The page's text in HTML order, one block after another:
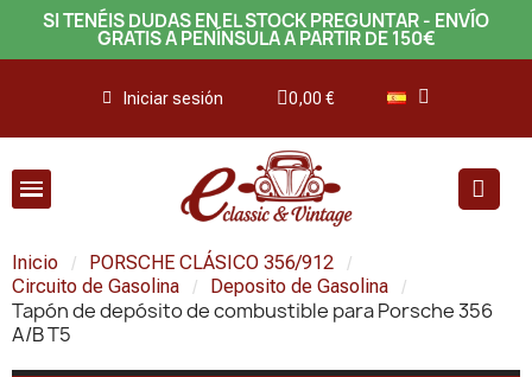
SI TENÉIS DUDAS EN EL STOCK PREGUNTAR - ENVÍO
GRATIS A PENÍNSULA A PARTIR DE 150€
Iniciar sesión 0,00 €
Inicio
PORSCHE CLÁSICO 356/912
Circuito de Gasolina
Deposito de Gasolina
Tapón de depósito de combustible para Porsche 356
A/B T5